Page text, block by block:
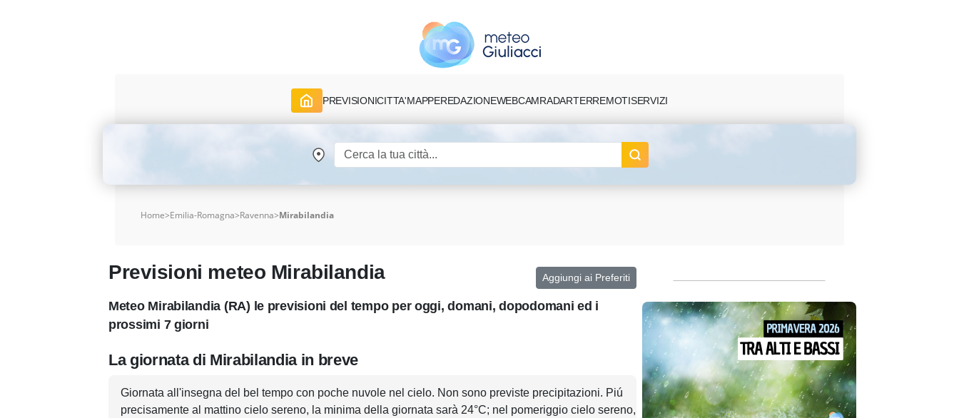
PREVISIONICITTA'MAPPEREDAZIONEWEBCAMRADARTERREMOTISERVIZI
Home>Emilia-Romagna>Ravenna>Mirabilandia
Previsioni meteo Mirabilandia Aggiungi ai Preferiti
Meteo Mirabilandia (RA) le previsioni del tempo per oggi, domani, dopodomani ed i
prossimi 7 giorni
La giornata di Mirabilandia in breve
Giornata all'insegna del bel tempo con poche nuvole nel cielo. Non sono previste precipitazioni. Piú
precisamente al mattino cielo sereno, la minima della giornata sarà 24°C; nel pomeriggio cielo sereno,